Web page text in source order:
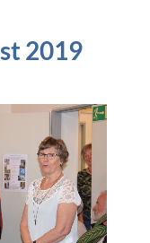
2019